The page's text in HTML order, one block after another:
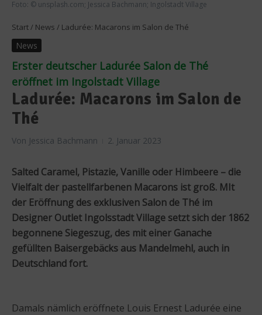
Foto: © unsplash.com; Jessica Bachmann; Ingolstadt Village
Start / News / Ladurée: Macarons im Salon de Thé
News
Erster deutscher Ladurée Salon de Thé
eröffnet im Ingolstadt Village
Ladurée: Macarons im Salon de
Thé
Von Jessica Bachmann 2. Januar 2023
Salted Caramel, Pistazie, Vanille oder Himbeere – die
Vielfalt der pastellfarbenen Macarons ist groß. MIt
der Eröffnung des exklusiven Salon de Thé im
Designer Outlet Ingolsstadt Village setzt sich der 1862
begonnene Siegeszug, des mit einer Ganache
gefüllten Baisergebäcks aus Mandelmehl, auch in
Deutschland fort.
Damals nämlich eröffnete Louis Ernest Ladurée eine